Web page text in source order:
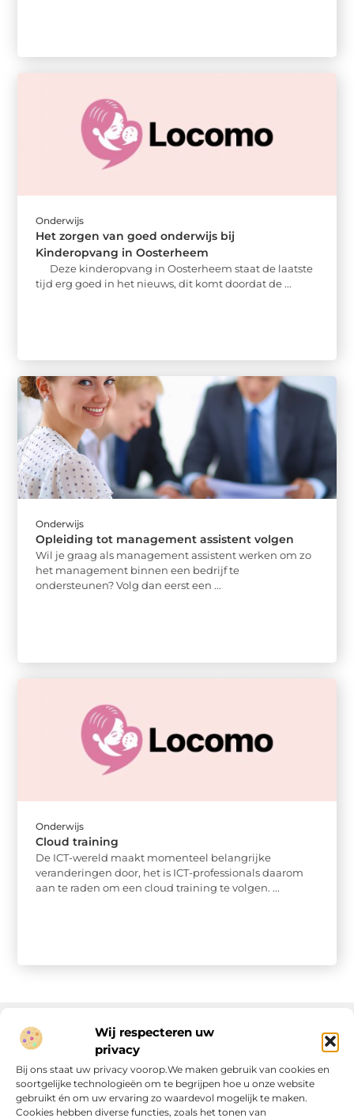
Wij respecteren uw
privacy
Bij ons staat uw privacy voorop.We maken gebruik van cookies en
soortgelijke technologieën om te begrijpen hoe u onze website
gebruikt én om uw ervaring zo waardevol mogelijk te maken.
Cookies hebben diverse functies, zoals het tonen van
Onderwijs
Het zorgen van goed onderwijs bij
Kinderopvang in Oosterheem
Deze kinderopvang in Oosterheem staat de laatste
tijd erg goed in het nieuws, dit komt doordat de ...
Onderwijs
Opleiding tot management assistent volgen
Wil je graag als management assistent werken om zo
het management binnen een bedrijf te
ondersteunen? Volg dan eerst een ...
Onderwijs
Cloud training
De ICT-wereld maakt momenteel belangrijke
veranderingen door, het is ICT-professionals daarom
aan te raden om een cloud training te volgen. ...
Onze informatie